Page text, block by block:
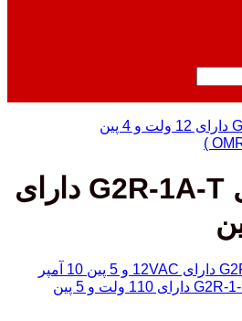
رله امرن مدل G2R-1A-T دارای